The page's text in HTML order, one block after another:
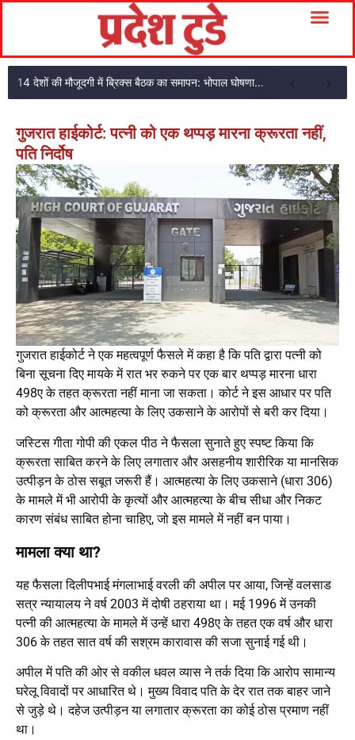
14 देशों की मौजूदगी में ब्रिक्स बैठक का समापन: भोपाल घोषणा पत्र अपनाया
गुजरात हाईकोर्ट: पत्नी को एक थप्पड़ मारना क्रूरता नहीं,
पति निर्दोष
गुजरात हाईकोर्ट ने एक महत्वपूर्ण फैसले में कहा है कि पति द्वारा पत्नी को
बिना सूचना दिए मायके में रात भर रुकने पर एक बार थप्पड़ मारना धारा
498ए के तहत क्रूरता नहीं माना जा सकता। कोर्ट ने इस आधार पर पति
को क्रूरता और आत्महत्या के लिए उकसाने के आरोपों से बरी कर दिया।
जस्टिस गीता गोपी की एकल पीठ ने फैसला सुनाते हुए स्पष्ट किया कि
क्रूरता साबित करने के लिए लगातार और असहनीय शारीरिक या मानसिक
उत्पीड़न के ठोस सबूत जरूरी हैं। आत्महत्या के लिए उकसाने (धारा 306)
के मामले में भी आरोपी के कृत्यों और आत्महत्या के बीच सीधा और निकट
कारण संबंध साबित होना चाहिए, जो इस मामले में नहीं बन पाया।
मामला क्या था?
यह फैसला दिलीपभाई मंगलाभाई वरली की अपील पर आया, जिन्हें वलसाड
सत्र न्यायालय ने वर्ष 2003 में दोषी ठहराया था। मई 1996 में उनकी
पत्नी की आत्महत्या के मामले में उन्हें धारा 498ए के तहत एक वर्ष और धारा
306 के तहत सात वर्ष की सश्रम कारावास की सजा सुनाई गई थी।
अपील में पति की ओर से वकील धवल व्यास ने तर्क दिया कि आरोप सामान्य
घरेलू विवादों पर आधारित थे। मुख्य विवाद पति के देर रात तक बाहर जाने
से जुड़े थे। दहेज उत्पीड़न या लगातार क्रूरता का कोई ठोस प्रमाण नहीं
था।